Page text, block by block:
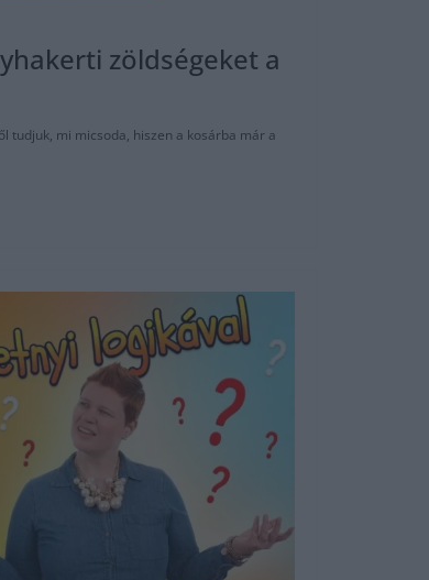
zöldségeket a
tudjuk, mi micsoda, hiszen a kosárba már a